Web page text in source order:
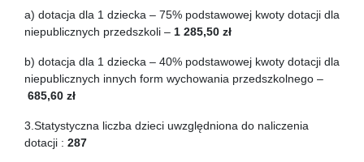
a) dotacja dla 1 dziecka – 75% podstawowej kwoty dotacji dla
niepublicznych przedszkoli – 1 285,50 zł
b) dotacja dla 1 dziecka – 40% podstawowej kwoty dotacji dla
niepublicznych innych form wychowania przedszkolnego –
685,60 zł
3.Statystyczna liczba dzieci uwzględniona do naliczenia
dotacji : 287